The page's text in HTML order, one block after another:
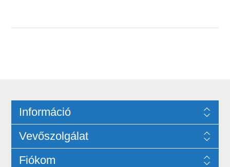
Információ
Vevőszolgálat
Fiókom